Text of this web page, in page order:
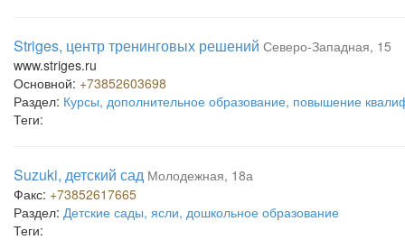
Striges, центр тренинговых решений Северо-Западная, 15
www.striges.ru
Основной: +73852603698
Раздел: Курсы, дополнительное образование, повышение
Теги:
Suzuki, детский сад Молодежная, 18а
Факс: +73852617665
Раздел: Детские сады, ясли, дошкольное образование
Теги: